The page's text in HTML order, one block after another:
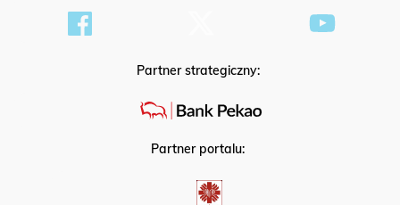
Partner strategiczny:
Partner portalu: